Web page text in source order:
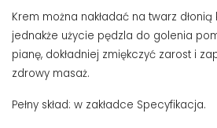
Krem można nakładać na twarz
jednakże użycie pędzla do golenia
pianę, dokładniej zmiękczyć zarost i
zdrowy masaż.
Pełny skład: w zakładce Specyfikacja.